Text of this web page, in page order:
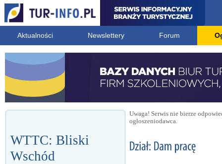
Aktualności Newslettery Forum
WTTC: Bliski
Wschód
Uwaga! Serwis nie bierze
ogłoszeniodawca.